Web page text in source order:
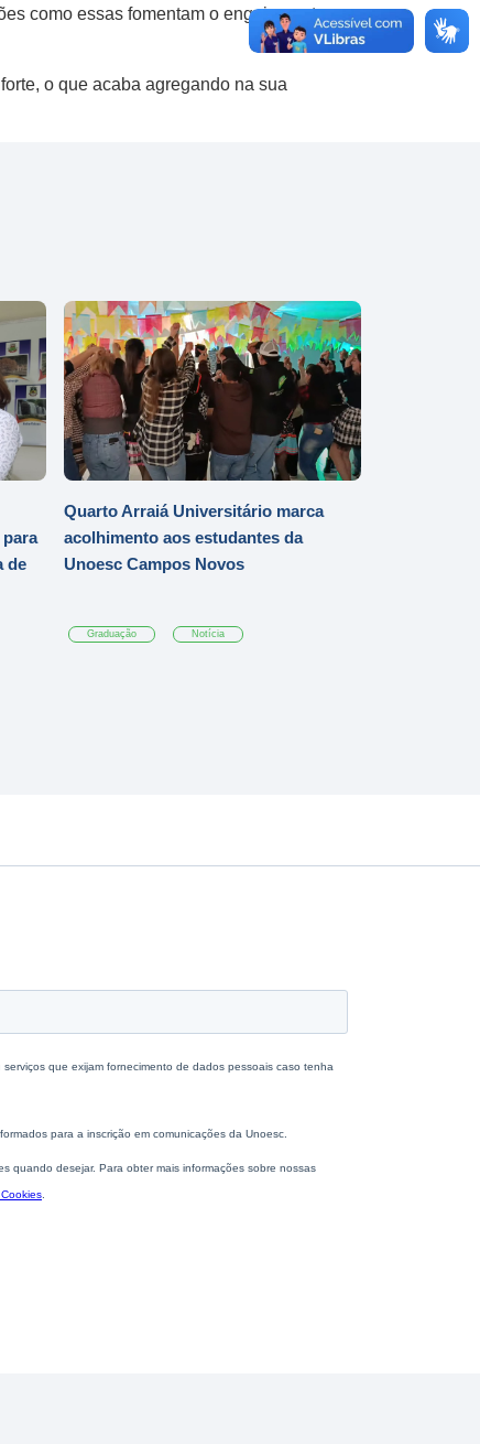
como essas fomentam o engajamento
o que acaba agregando na sua
de
Quarto Arraiá Universitário marca
acolhimento aos estudantes da
Unoesc Campos Novos
Graduação Notícia